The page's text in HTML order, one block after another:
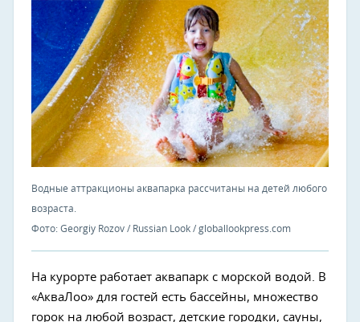
Водные аттракционы аквапарка рассчитаны на детей любого
возраста.
Фото: Georgiy Rozov / Russian Look / globallookpress.com
На курорте работает аквапарк с морской водой. В
«АкваЛоо» для гостей есть бассейны, множество
горок на любой возраст, детские городки, сауны,